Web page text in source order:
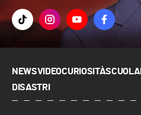
NEWSVIDEOCURIOSITÀSCUOLA
DISASTRI